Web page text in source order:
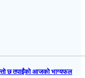
छ तपाईंको आजको भाग्यफल